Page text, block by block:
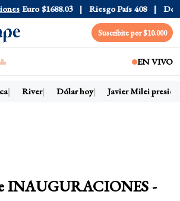
Euro $1688.03 Riesgo País 408 Dólar
Suscribite por $10.000
EN VIVO
River Dólar hoy Javier Milei
INAUGURACIONES -